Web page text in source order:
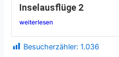
Inselausflüge 2
weiterlesen
Besucherzähler: 1.036